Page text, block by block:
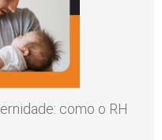
como o RH